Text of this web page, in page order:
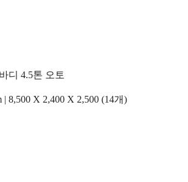
디 4.5톤 오토
| 8,500 X 2,400 X 2,500 (14개)